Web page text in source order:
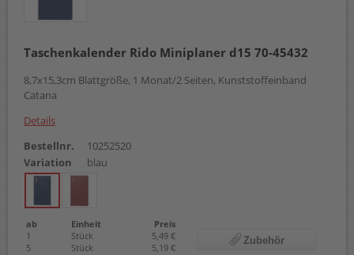
Taschenkalender Rido Miniplaner d15 70-45432
8,7x15,3cm Blattgröße, 1 Monat/2 Seiten, Kunststoffeinband
Catana
Details
Bestellnr.
10252520
Variation
blau
ab Einheit
Preis
1
Stück
5,49 €
5
Stück 5,19 €
Zubehör